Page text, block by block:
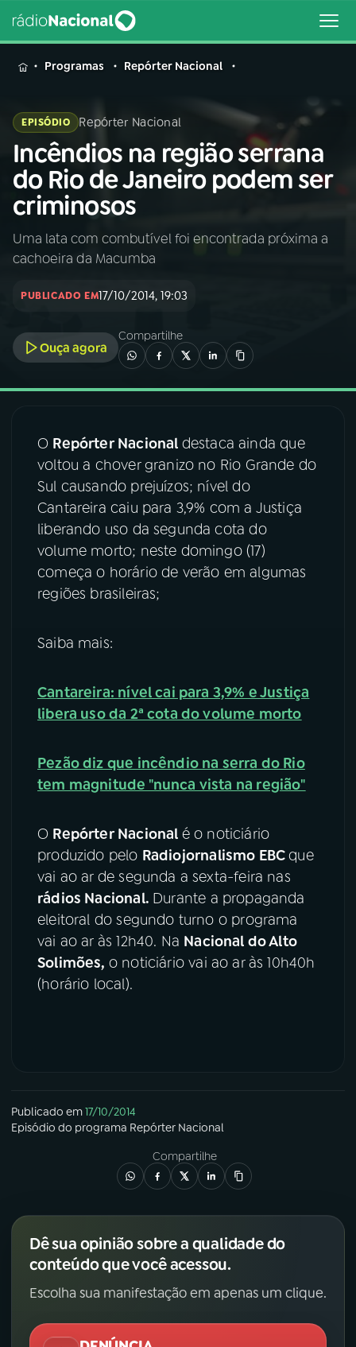
MENU
Buscar
na
Rádio
Nacional
Buscar
AO VIVO
INÍCIO
A RÁDIO
03PROGRAMAÇÃO
04PROGRAMAS
PODCASTS
06VIDEOCASTS
07
ACOMPANHE A RÁDIO NACIONAL
Instagram X
Programas Repórter Nacional
EPISÓDIO Repórter Nacional
Incêndios na região serrana
do Rio de Janeiro podem ser
criminosos
Uma lata com combutível foi encontrada próxima a
cachoeira da Macumba
PUBLICADO EM17/10/2014, 19:03
Ouça agora
Compartilhe
O Repórter Nacional destaca ainda que
voltou a chover granizo no Rio Grande do
Sul causando prejuízos; nível do
Cantareira caiu para 3,9% com a Justiça
liberando uso da segunda cota do
volume morto; neste domingo (17)
começa o horário de verão em algumas
regiões brasileiras;
Saiba mais:
Cantareira: nível cai para 3,9% e Justiça
libera uso da 2ª cota do volume morto
Pezão diz que incêndio na serra do Rio
tem magnitude "nunca vista na região"
O Repórter Nacional é o noticiário
produzido pelo Radiojornalismo EBCque
vai ao ar de segunda a sexta-feira nas
rádios Nacional. Durante a propaganda
eleitoral do segundo turno o programa
vai ao ar às 12h40. Na Nacional do Alto
Solimões, o noticiário vai ao ar às 10h40h
(horário local).
Publicado em17/10/2014
Episódio do programa Repórter Nacional
Compartilhe
Dê sua opinião sobre a qualidade do
conteúdo que você acessou.
Escolha sua manifestação em apenas um clique.